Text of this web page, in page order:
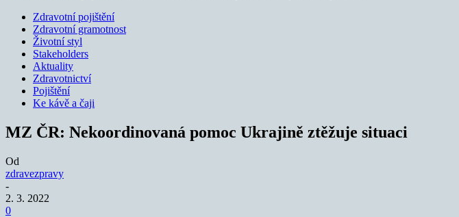
Zdravotní pojištění
Zdravotní gramotnost
Životní styl
Stakeholders
Aktuality
Zdravotnictví
Pojištění
Ke kávě a čaji
MZ ČR: Nekoordinovaná pomoc Ukrajině ztěžuje situaci
Od
zdravezpravy
-
2. 3. 2022
0